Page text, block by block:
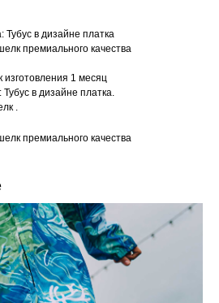
Тубус в дизайне платка
премиального качества
изготовления 1 месяц
в дизайне платка.
.
премиального качества